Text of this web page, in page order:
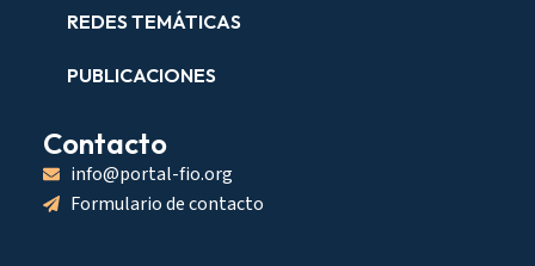
REDES TEMÁTICAS
PUBLICACIONES
Contacto
info@portal-fio.org
Formulario de contacto